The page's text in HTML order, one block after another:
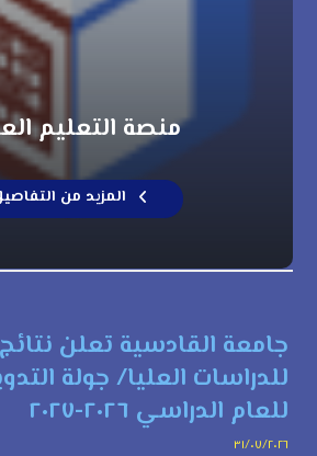
منصة التعليم
المزيد من
جامعة القادسية تعلن
للدراسات العليا/ جولة
للعام الدراسي ٢٠٢٦-٢٠٢٧
٣١/٠٧/٢٠٢٦